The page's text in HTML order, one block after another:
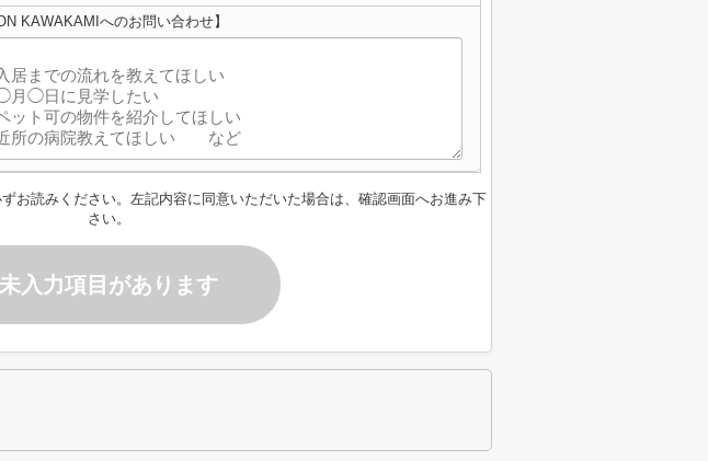
KAWAKAMIへのお問い合わせ】
ずお読みください。左記内容に同意いただいた場合は、確認画面へお進み下
さい。
未入力項目があります